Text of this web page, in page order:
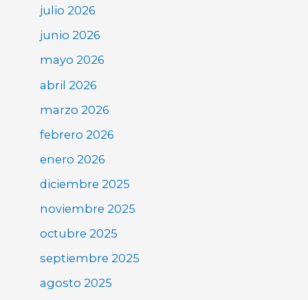
julio 2026
junio 2026
mayo 2026
abril 2026
marzo 2026
febrero 2026
enero 2026
diciembre 2025
noviembre 2025
octubre 2025
septiembre 2025
agosto 2025